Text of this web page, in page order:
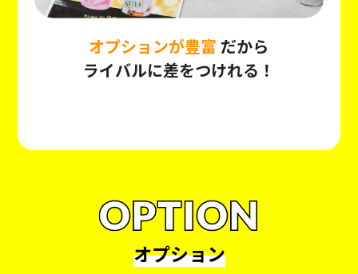
オプションが豊富 だから
ライバルに差をつけれる！
オプション